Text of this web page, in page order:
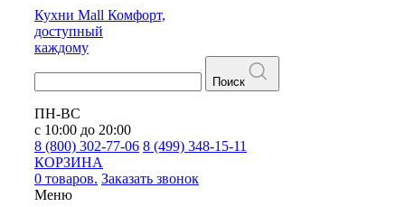
Кухни Mall Комфорт,
доступный
каждому
Поиск
ПН-ВС
с 10:00 до 20:00
8 (800) 302-77-06 8 (499) 348-15-11
КОРЗИНА
0 товаров. Заказать звонок
Меню